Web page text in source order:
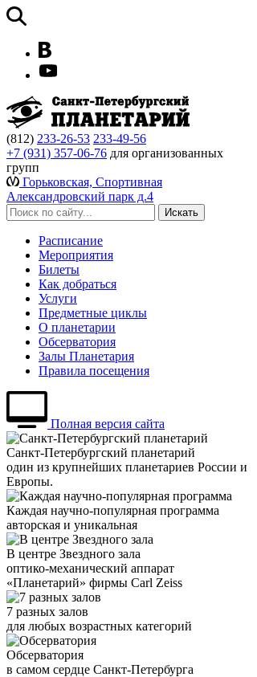
(812) 233-26-53 233-49-56
+7 (931) 357-06-76 для организованных
групп
Горьковская, Спортивная
Александровский парк д.4
Расписание
Мероприятия
Билеты
Как добраться
Услуги
Предметные циклы
О планетарии
Обсерватория
Залы Планетария
Правила посещения
Полная версия сайта
Санкт-Петербургский планетарий
один из крупнейших планетариев России и
Европы.
Каждая научно-популярная программа
авторская и уникальная
В центре Звездного зала
оптико-механический аппарат
«Планетарий» фирмы Carl Zeiss
7 разных залов
для любых возрастных категорий
Обсерватория
в самом сердце Санкт-Петербурга